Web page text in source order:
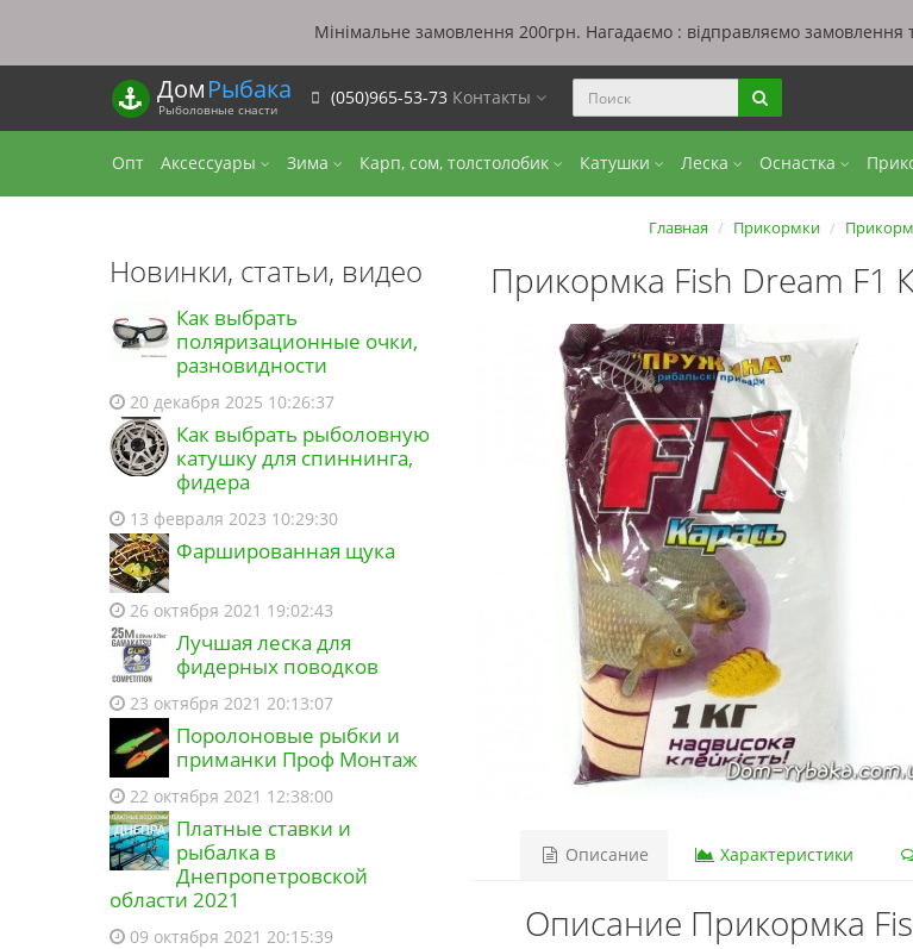
Мінімальне замовлення 200грн. Нагадаємо : відправляємо
ДомРыбака
Рыболовные снасти
(050)965-53-73 Контакты
Опт Аксессуары Зима Карп, сом, толстолобик Катушки Леска Оснастка
Новинки, статьи, видео
Как выбрать
поляризационные очки,
разновидности
20 декабря 2025 10:26:37
Как выбрать рыболовную
катушку для спиннинга,
фидера
13 февраля 2023 10:29:30
Фаршированная щука
26 октября 2021 19:02:43
Лучшая леска для
фидерных поводков
23 октября 2021 20:13:07
Поролоновые рыбки и
приманки Проф Монтаж
22 октября 2021 12:38:00
Платные ставки и
рыбалка в
Днепропетровской
области 2021
09 октября 2021 20:15:39
Главная Прикормки
Прикормка Fish Dream F1
Описание Характеристики
Описание Прикормка